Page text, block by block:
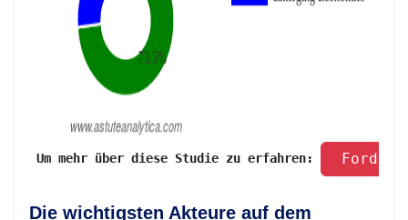
Um mehr über diese Studie zu erfahren:
Die wichtigsten Akteure auf dem